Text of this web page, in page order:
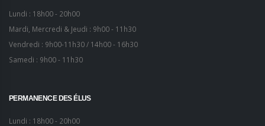
Lundi : 18h00 - 20h00
Mardi, Mercredi & Jeudi : 9h00 - 11h30
Vendredi : 9h00-11h30 / 14h00 - 16h30
Samedi : 9h00 - 11h30
PERMANENCE DES ÉLUS
Lundi : 18h00 - 20h00